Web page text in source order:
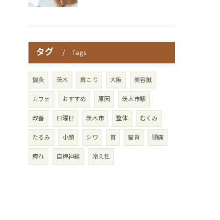
タグ Tags
鍼灸 茨木 肩こり 大阪
美容鍼
カフェ
おすすめ 原因
茨木市駅
改善
日曜日 茨木市 整体
むくみ
たるみ
小顔 シワ 首 猫背
頭痛
痺れ
自律神経 冷え性